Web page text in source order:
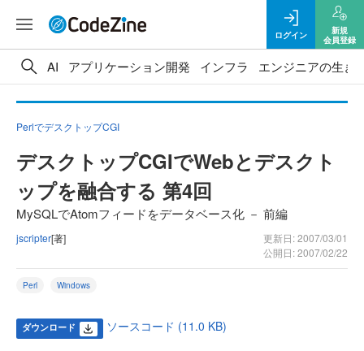
ログイン
新規
会員登録
AI アプリケーション開発 インフラ エンジニアの生き
PerlでデスクトップCGI
デスクトップCGIでWebとデスクト
ップを融合する 第4回
MySQLでAtomフィードをデータベース化 － 前編
jscripter[著]
更新日: 2007/03/01
公開日: 2007/02/22
Perl Windows
ダウンロード ソースコード (11.0 KB)